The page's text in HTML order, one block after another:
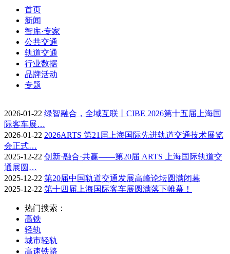
首页
新闻
智库·专家
公共交通
轨道交通
行业数据
品牌活动
专题
2026-01-22 绿智融合，全域互联丨CIBE 2026第十五届上海国
际客车展…
2026-01-22 2026ARTS 第21届上海国际先进轨道交通技术展览
会正式…
2025-12-22 创新·融合·共赢——第20届 ARTS 上海国际轨道交
通展圆…
2025-12-22 第20届中国轨道交通发展高峰论坛圆满闭幕
2025-12-22 第十四届上海国际客车展圆满落下帷幕！
热门搜索：
高铁
轻轨
城市轻轨
高速铁路